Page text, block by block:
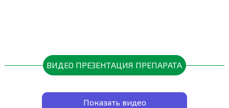
ВИДЕО ПРЕЗЕНТАЦИЯ ПРЕПАРАТА
Показать видео